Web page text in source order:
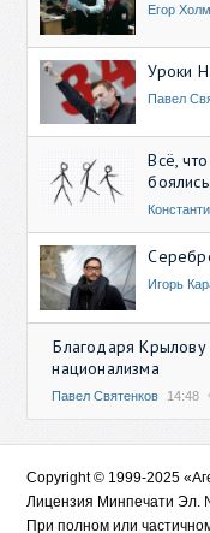
Егор
Уроки
Павел
Всё,
Игорь
Благодаря Крылову
национализма
Павел Святенков 14:48
Copyright © 1999-2025
Лицензия Минпечати Эл.
При полном или